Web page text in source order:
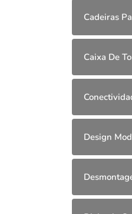
Cadeiras
Caixa De
Design